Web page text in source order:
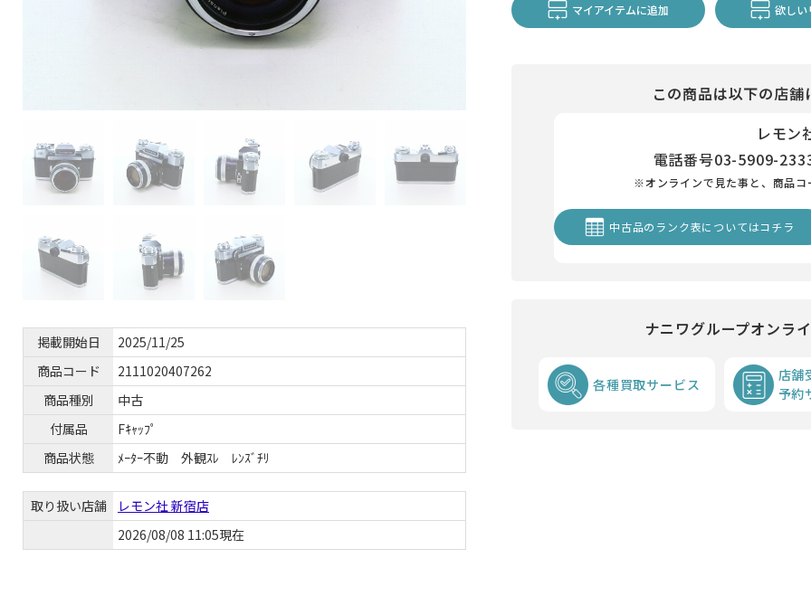
掲載開始日
2025/11/25
商品コード
2111020407262
商品種別
中古
付属品
Fｷｬｯﾌﾟ
商品状態
ﾒｰﾀｰ不動 外観ｽﾚ ﾚﾝｽﾞﾁﾘ
取り扱い店舗
レモン社 新宿店
2026/08/08 11:05現在
マイアイテムに追加 欲しい
この商品は以下の店
レモン
電話番号03-5909-
※オンラインで見た事と、商品コ
中古品のランク表についてはコチラ
ナニワグループオンラ
各種買取サービス
店舗
予約